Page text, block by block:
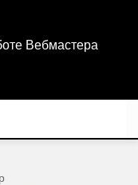
Вебмастера